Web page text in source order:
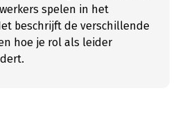
spelen in het
beschrijft de verschillende
hoe je rol als leider